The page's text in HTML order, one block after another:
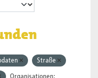
Straße
Organisationen: